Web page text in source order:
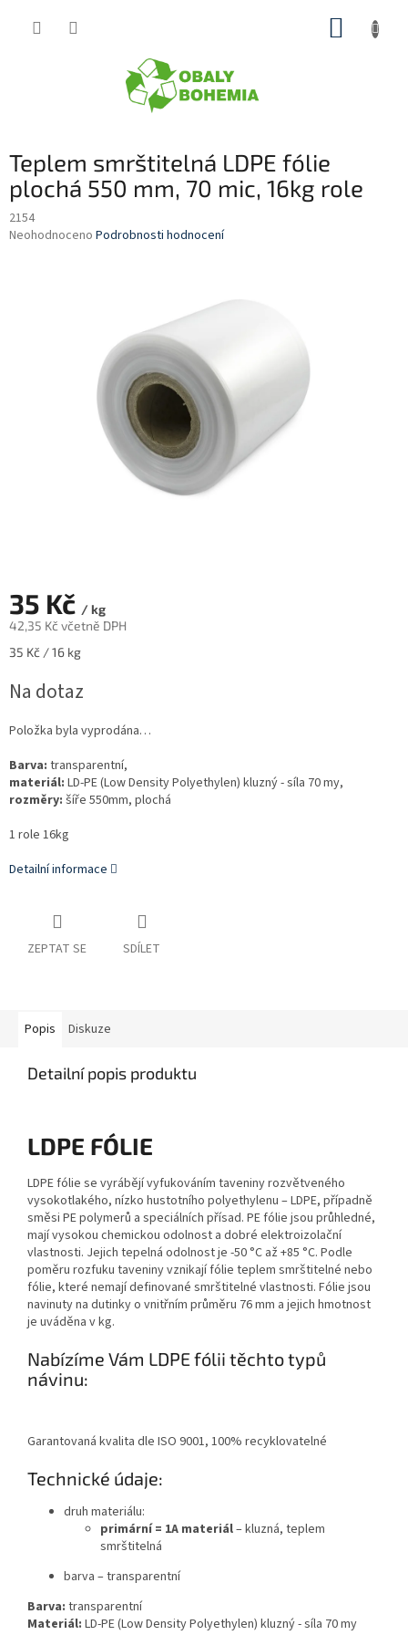
Teplem smrštitelná LDPE fólie
plochá 550 mm, 70 mic, 16kg role
2154
Průměrné
Neohodnoceno Podrobnosti hodnocení
35 Kč / kg
42,35 Kč včetně DPH
Měrná
35 Kč / 16 kg
Na dotaz
Položka byla vyprodána…
Barva: transparentní,
materiál: LD-PE (Low Density Polyethylen) kluzný- síla 70 my,
rozměry: šíře 550mm, plochá
1 role 16kg
Detailní informace
ZEPTAT SE SDÍLET
Popis Diskuze
Detailní popis produktu
LDPE FÓLIE
LDPE fólie se vyrábějí vyfukováním taveniny rozvětveného
vysokotlakého, nízko hustotního polyethylenu – LDPE, případně
směsi PE polymerů a speciálních přísad. PE fólie jsou průhledné,
mají vysokou chemickou odolnost a dobré elektroizolační
vlastnosti. Jejich tepelná odolnost je -50 °C až +85 °C. Podle
poměru rozfuku taveniny vznikají fólie teplem smrštitelné nebo
fólie, které nemají definované smrštitelné vlastnosti. Fólie jsou
navinuty na dutinky o vnitřním průměru 76 mm a jejich hmotnost
je uváděna v kg.
Nabízíme Vám LDPE fólii těchto typů
návinu:
Garantovaná kvalita dle ISO 9001, 100% recyklovatelné
Technické údaje:
druh materiálu:
primární = 1A materiál– kluzná, teplem
smrštitelná
barva – transparentní
Barva: transparentní
Materiál: LD-PE (Low Density Polyethylen) kluzný- síla 70 my